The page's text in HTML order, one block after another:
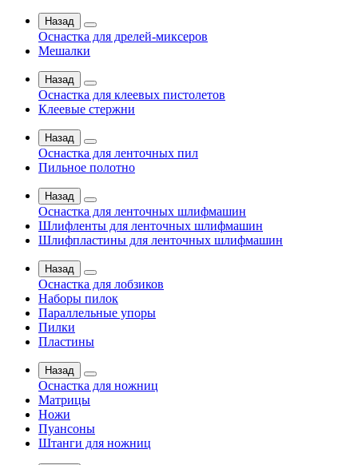
Назад
Оснастка для дрелей-миксеров
Мешалки
Назад
Оснастка для клеевых пистолетов
Клеевые стержни
Назад
Оснастка для ленточных пил
Пильное полотно
Назад
Оснастка для ленточных шлифмашин
Шлифленты для ленточных шлифмашин
Шлифпластины для ленточных шлифмашин
Назад
Оснастка для лобзиков
Наборы пилок
Параллельные упоры
Пилки
Пластины
Назад
Оснастка для ножниц
Матрицы
Ножи
Пуансоны
Штанги для ножниц